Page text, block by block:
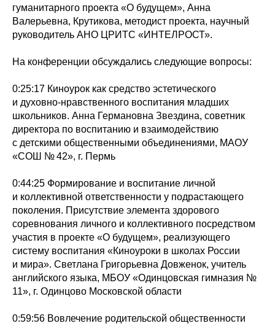
гуманитарного проекта «О будущем», Анна
Валерьевна, Крутикова, методист проекта, научный
руководитель АНО ЦРИТС «ИНТЕЛРОСТ».
На конференции обсуждались следующие вопросы:
0:25:17 Киноурок как средство эстетического
и духовно-нравственного воспитания младших
школьников. Анна Германовна Звездина, советник
директора по воспитанию и взаимодействию
с детскими общественными объединениями, МАОУ
«СОШ № 42», г. Пермь
0:44:25 Формирование и воспитание личной
и коллективной ответственности у подрастающего
поколения. Присутствие элемента здорового
соревнования личного и коллективного посредством
участия в проекте «О будущем», реализующего
систему воспитания «Киноуроки в школах России
и мира». Светлана Григорьевна Довженок, учитель
английского языка, МБОУ «Одинцовская гимназия №
11», г. Одинцово Московской области
0:59:56 Вовлечение родительской общественности